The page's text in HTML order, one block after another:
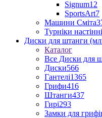
Signum12
SportsArt7
Машини Сміта
Турніки
Диски для штанги
Каталог
Все Диски для
Диски566
Гантелі1365
Грифи416
Штанги437
Гирі293
Замки для